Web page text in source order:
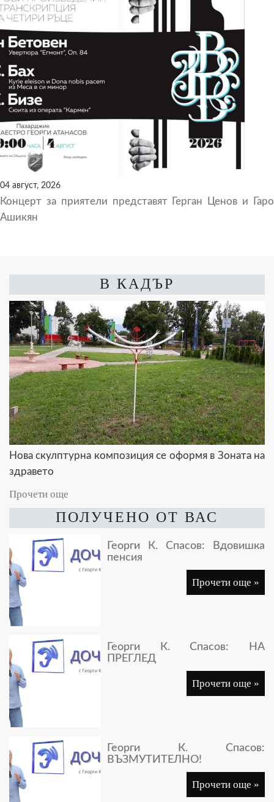
04 август, 2026
Концерт за приятели представят Герган Ценов и Гаро
Ашикян
В КАДЪР
Нова скулптурна композиция се оформя в Зоната на
здравето
Прочети още
ПОЛУЧЕНО ОТ ВАС
Георги К. Спасов: Вдовишка
пенсия
Прочети още »
Георги К. Спасов: НА
ПРЕГЛЕД
Прочети още »
Георги К. Спасов:
ВЪЗМУТИТЕЛНО!
Прочети още »